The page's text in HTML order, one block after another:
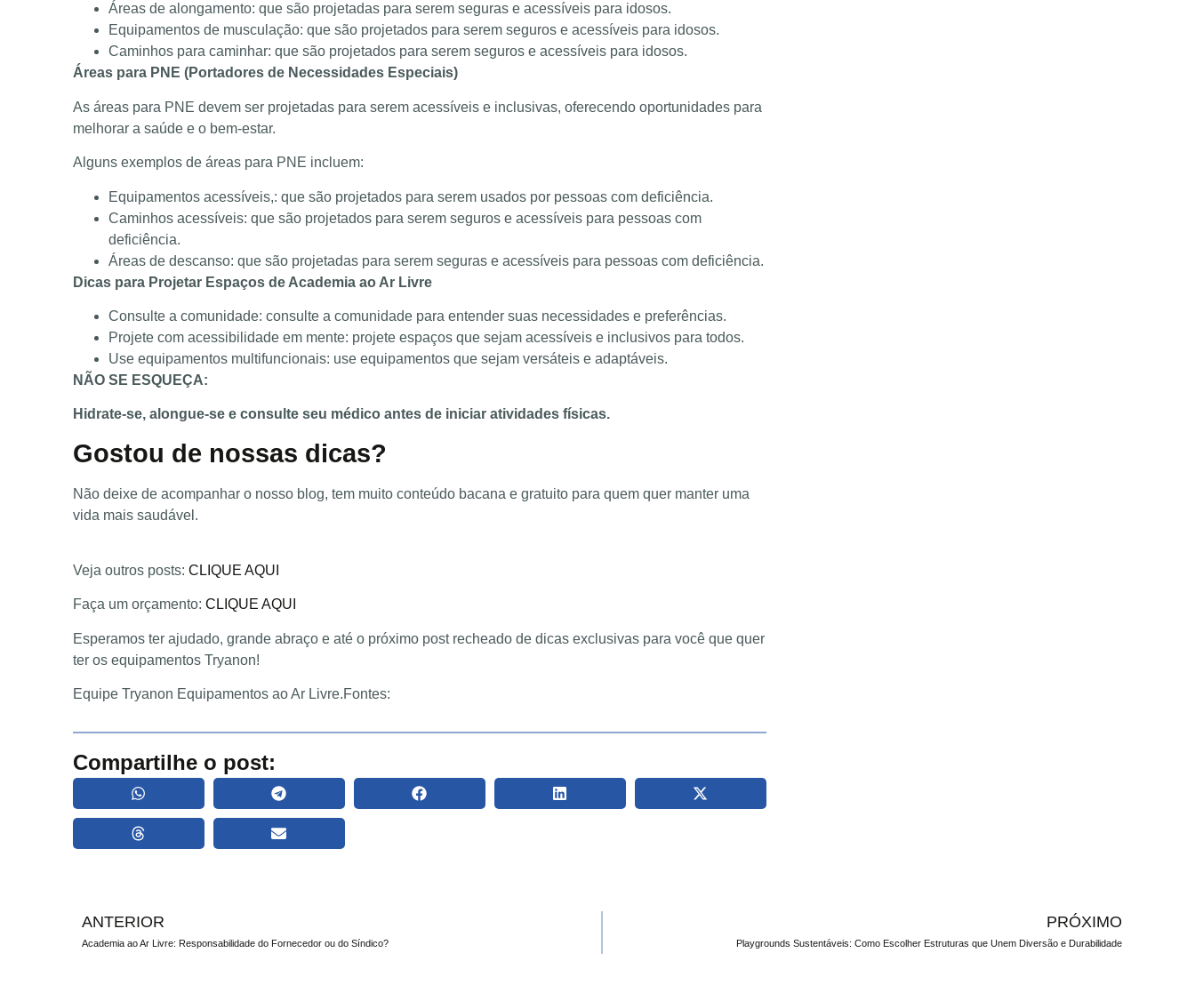
Áreas de alongamento: que são projetadas para serem seguras e acessíveis para idosos.
Equipamentos de musculação: que são projetados para serem seguros e acessíveis para idosos.
Caminhos para caminhar: que são projetados para serem seguros e acessíveis para idosos.
Áreas para PNE (Portadores de Necessidades Especiais)
As áreas para PNE devem ser projetadas para serem acessíveis e inclusivas, oferecendo oportunidades para
melhorar a saúde e o bem-estar.
Alguns exemplos de áreas para PNE incluem:
Equipamentos acessíveis,: que são projetados para serem usados por pessoas com deficiência.
Caminhos acessíveis: que são projetados para serem seguros e acessíveis para pessoas com
deficiência.
Áreas de descanso: que são projetadas para serem seguras e acessíveis para pessoas com deficiência.
Dicas para Projetar Espaços de Academia ao Ar Livre
Consulte a comunidade: consulte a comunidade para entender suas necessidades e preferências.
Projete com acessibilidade em mente: projete espaços que sejam acessíveis e inclusivos para todos.
Use equipamentos multifuncionais: use equipamentos que sejam versáteis e adaptáveis.
NÃO SE ESQUEÇA:
Hidrate-se, alongue-se e consulte seu médico antes de iniciar atividades físicas.
Gostou de nossas dicas?
Não deixe de acompanhar o nosso blog, tem muito conteúdo bacana e gratuito para quem quer manter uma
vida mais saudável.
Veja outros posts: CLIQUE AQUI
Faça um orçamento: CLIQUE AQUI
Esperamos ter ajudado, grande abraço e até o próximo post recheado de dicas exclusivas para você que quer
ter os equipamentos Tryanon!
Equipe Tryanon Equipamentos ao Ar Livre.Fontes:
Compartilhe o post:
ANTERIOR
Academia ao Ar Livre: Responsabilidade do Fornecedor ou do Síndico?
PRÓXIMO
Playgrounds Sustentáveis: Como Escolher Estruturas que Unem Diversão e Durabilidade